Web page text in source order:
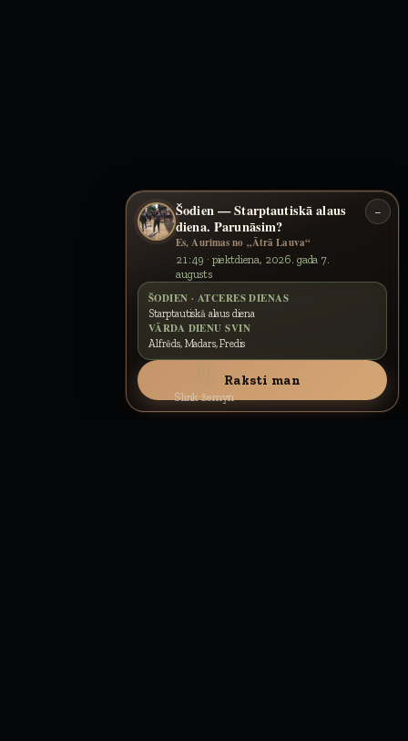
Šodien — Starptautiskā alaus
diena. Parunāsim?
Es, Aurimas no „Ātrā Lauva“
21:49 · piektdiena, 2026. gada 7.
augusts
−
ŠODIEN · ATCERES DIENAS
Starptautiskā alaus diena
VĀRDA DIENU SVIN
Alfrēds, Madars, Fredis
Raksti man
Slink žemyn
Redzi kvalitātes monitoru? Kaimiņš jau
lieto 5G ātrumu. Izmēģini arī tu.
×